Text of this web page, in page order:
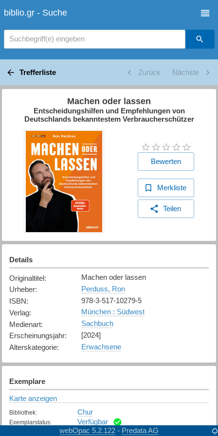
biblio.gr - Suche
Suchbegriff(e) eingeben
Trefferliste Zurück Nächste
Machen oder lassen
Entscheidungshilfen und Empfehlungen von
Deutschlands bekanntestem Verbraucherschützer
Bewerten
Merkliste
Teilen
Details
Originaltitel:
Machen oder lassen
Urheber:
Perduss, Ron
ISBN:
978-3-517-10279-5
Verlag:
München : Südwest
Medienart:
Sachbuch
Erscheinungsjahr:
[2024]
Alterskategorie: Erwachsene
Exemplare
Karte anzeigen
Bibliothek: Chur
Exemplarstatus:
Verfügbar
webOpac 5.2.122 - Predata AG